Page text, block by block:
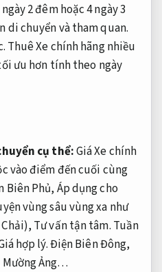
2 đêm hoặc 4 ngày 3
di chuyển và tham quan.
Thuê Xe chính hãng nhiều
ưu hơn tính theo ngày
cụ thể:Giá Xe chính
vào điểm đến cuối cùng
Biên Phủ, Áp dụng cho
vùng sâu vùng xa như
Chải), Tư vấn tận tâm. Tuần
hợp lý.Điện Biên Đông,
Mường Ảng…